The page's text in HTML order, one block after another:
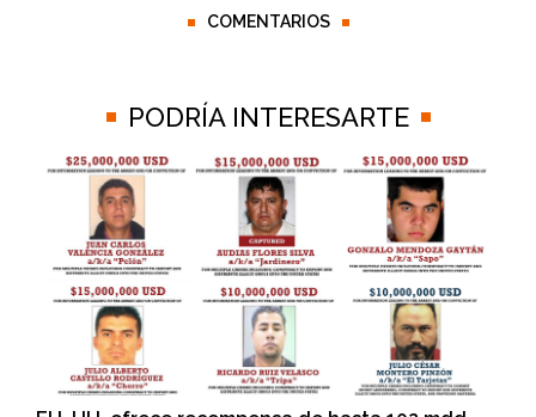
COMENTARIOS
PODRÍA INTERESARTE